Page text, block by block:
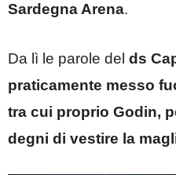
Sardegna Arena.
Da lì le parole del ds
praticamente messo
tra cui proprio Godin,
degni di vestire la